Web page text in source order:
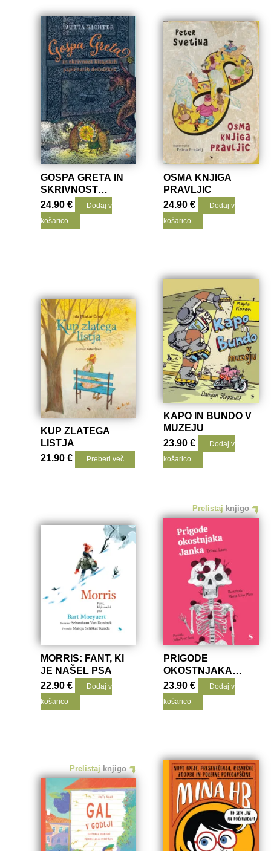
GOSPA GRETA IN
SKRIVNOST
KITAJSKIH
PAPIRNATIH
DEŽNIČKOV
24.90€
Dodaj v
košarico
OSMA KNJIGA
PRAVLJIC
24.90€
Dodaj v
košarico
KUP ZLATEGA
LISTJA
21.90€ Preberi več
KAPO IN BUNDO V
MUZEJU
23.90€
Dodaj v
košarico
MORRIS: FANT, KI
JE NAŠEL PSA
22.90€
Dodaj v
košarico
Prelistaj knjigo
PRIGODE
OKOSTNJAKA
JANKA
23.90€
Dodaj v
košarico
Prelistaj knjigo